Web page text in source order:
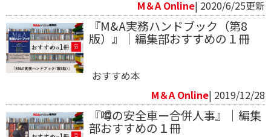
M＆A Online| 2020/6/25更新
『M&A実務ハンドブック（第8
版）』｜編集部おすすめの１冊
おすすめ本
M＆A Online| 2019/12/28
『噂の安全車ー合併人事』｜編集
部おすすめの１冊